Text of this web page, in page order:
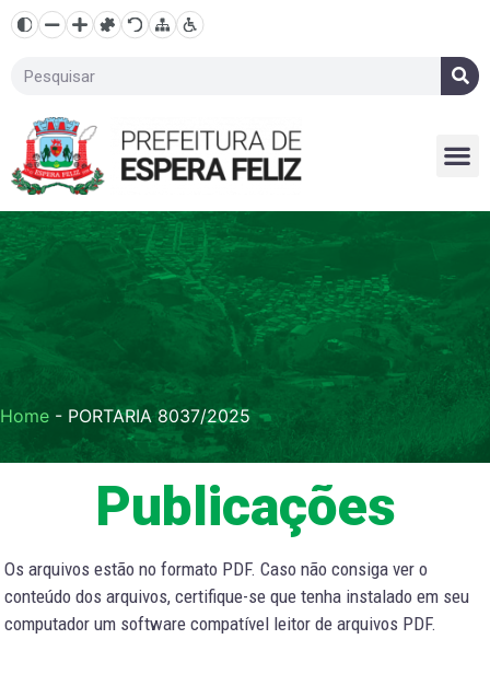
Home - PORTARIA 8037/2025
Publicações
Os arquivos estão no formato PDF. Caso não consiga ver o
conteúdo dos arquivos, certifique-se que tenha instalado em seu
computador um software compatível leitor de arquivos PDF.